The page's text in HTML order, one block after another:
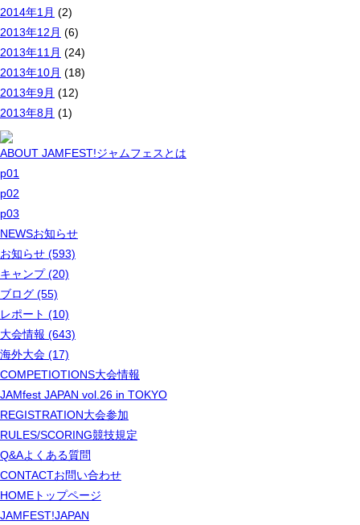
2014年1月 (2)
2013年12月 (6)
2013年11月 (24)
2013年10月 (18)
2013年9月 (12)
2013年8月 (1)
ABOUT JAMFEST!ジャムフェスとは
p01
p02
p03
NEWSお知らせ
お知らせ (593)
キャンプ (20)
ブログ (55)
レポート (10)
大会情報 (643)
海外大会 (17)
COMPETIOTIONS大会情報
JAMfest JAPAN vol.26 in TOKYO
REGISTRATION大会参加
RULES/SCORING競技規定
Q&Aよくある質問
CONTACTお問い合わせ
HOME トップページ
JAMFEST!JAPAN